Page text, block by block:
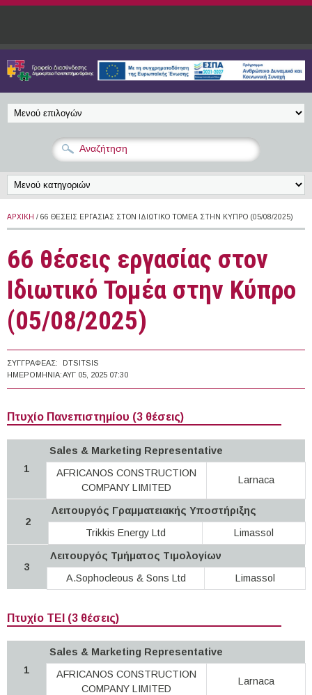
Παράκαμψη προς το κυρίως περιεχόμενο
ΑΡΧΙΚΉ / 66 ΘΈΣΕΙΣ ΕΡΓΑΣΊΑΣ ΣΤΟΝ ΙΔΙΩΤΙΚΌ ΤΟΜΈΑ ΣΤΗΝ ΚΎΠΡΟ (05/08/2025)
66 θέσεις εργασίας στον
Ιδιωτικό Τομέα στην Κύπρο
(05/08/2025)
ΣΥΓΓΡΑΦΈΑΣ:
DTSITSIS
ΗΜΕΡΟΜΗΝΊΑ:ΑΥΓ 05, 2025 07:30
Πτυχίο Πανεπιστημίου (3 θέσεις)
1
Sales & Marketing Representative
AFRICANOS CONSTRUCTION
COMPANY LIMITED
Larnaca
2
Λειτουργός Γραμματειακής Υποστήριξης
Trikkis Energy Ltd
Limassol
3
Λειτουργός Τμήματος Τιμολογίων
A.Sophocleous & Sons Ltd
Limassol
Πτυχίο ΤΕΙ (3 θέσεις)
1
Sales & Marketing Representative
AFRICANOS CONSTRUCTION
COMPANY LIMITED
Larnaca